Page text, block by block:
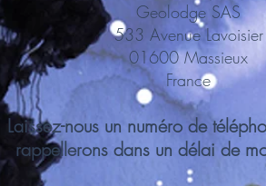
Geolodge SAS
533 Avenue Lavoisier
01600 Massieux
France
Laissez-nous un numéro de
rappellerons dans un délai de